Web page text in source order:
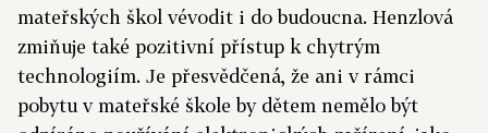
mateřských škol vévodit i do budoucna. Henzlová
zmiňuje také pozitivní přístup k chytrým
technologiím. Je přesvědčená, že ani v rámci
pobytu v mateřské škole by dětem nemělo být